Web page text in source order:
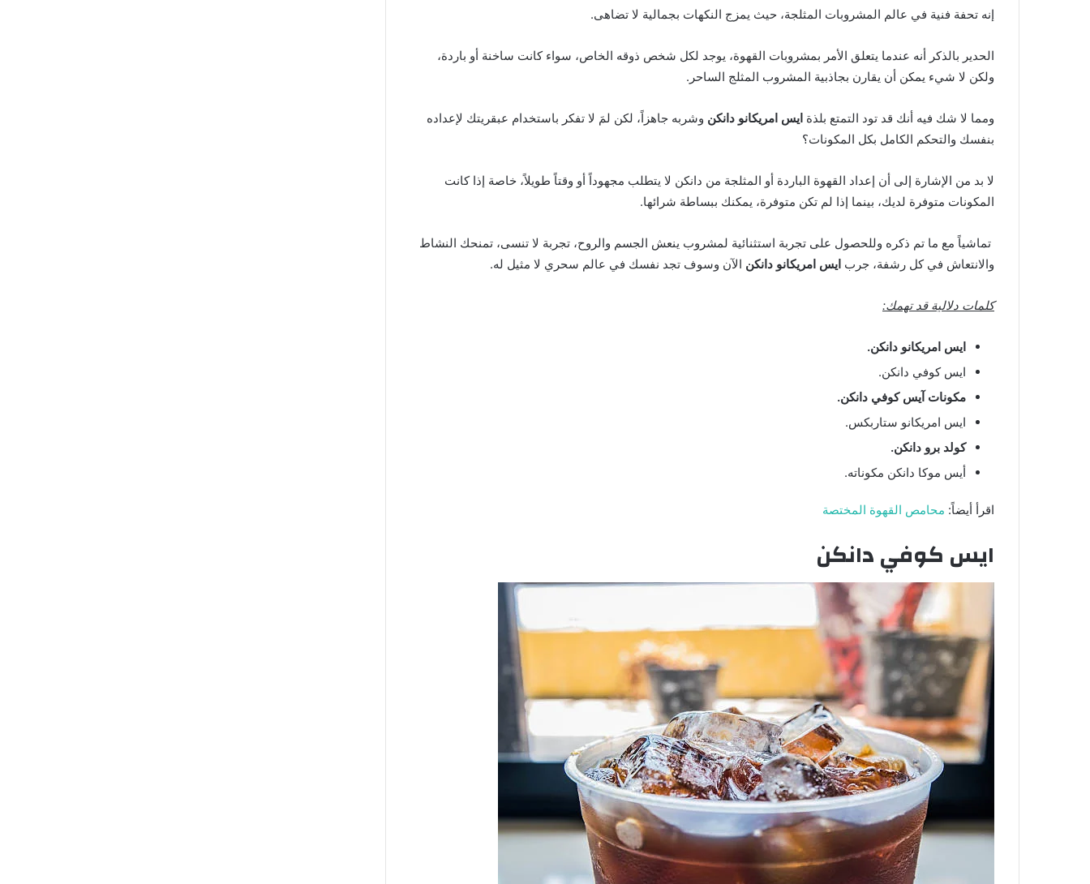
إنه تحفة فنية في عالم المشروبات المثلجة، حيث يمزج النكهات بجمالية لا تضاهى.
الحدير بالذكر أنه عندما يتعلق الأمر بمشروبات القهوة، يوجد لكل شخص ذوقه الخاص، سواء كانت ساخنة أو باردة،
ولكن لا شيء يمكن أن يقارن بجاذبية المشروب المثلج الساحر.
ومما لا شك فيه أنك قد تود التمتع بلذة ايس امريكانو دانكن وشربه جاهزاً، لكن لمَ لا تفكر باستخدام عبقريتك لإعداده
بنفسك والتحكم الكامل بكل المكونات؟
لا بد من الإشارة إلى أن إعداد القهوة الباردة أو المثلجة من دانكن لا يتطلب مجهوداً أو وقتاً طويلاً، خاصة إذا كانت
المكونات متوفرة لديك، بينما إذا لم تكن متوفرة، يمكنك ببساطة شرائها.
تماشياً مع ما تم ذكره وللحصول على تجربة استثنائية لمشروب ينعش الجسم والروح، تجربة لا تنسى، تمنحك النشاط
والانتعاش في كل رشفة، جرب ايس امريكانو دانكن الآن وسوف تجد نفسك في عالم سحري لا مثيل له.
كلمات دلالية قد تهمك:
ايس امريكانو دانكن.
ايس كوفي دانكن.
مكونات آيس كوفي دانكن.
ايس امريكانو ستاربكس.
كولد برو دانكن.
أيس موكا دانكن مكوناته.
اقرأ أيضاً: محامص القهوة المختصة
ايس كوفي دانكن